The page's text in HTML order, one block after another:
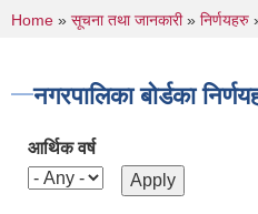
You are here
Home » सूचना तथा जानकारी» निर्णयहरु
नगरपालिका बोर्डका
आर्थिक वर्ष